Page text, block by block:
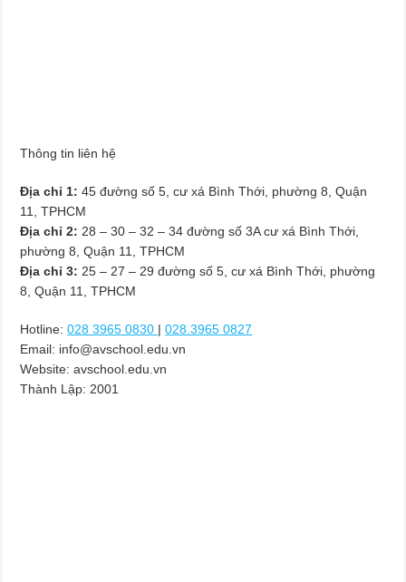
Thông tin liên hệ
Địa chỉ 1: 45 đường số 5, cư xá Bình Thới, phường 8, Quận
11, TPHCM
Địa chỉ 2: 28 – 30 – 32 – 34 đường số 3A cư xá Bình Thới,
phường 8, Quận 11, TPHCM
Địa chỉ 3: 25 – 27 – 29 đường số 5, cư xá Bình Thới, phường
8, Quận 11, TPHCM
Hotline: 028 3965 0830 |028.3965 0827
Email: info@avschool.edu.vn
Website: avschool.edu.vn
Thành Lập: 2001